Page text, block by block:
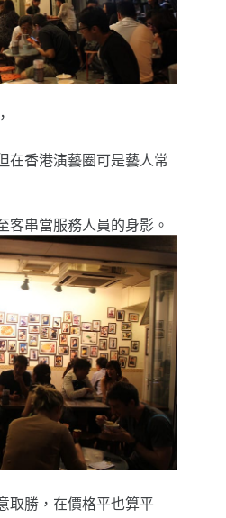
，
在香港演藝圈可是藝人常
客串當服務人員的身影。
取勝，在價格平也算平